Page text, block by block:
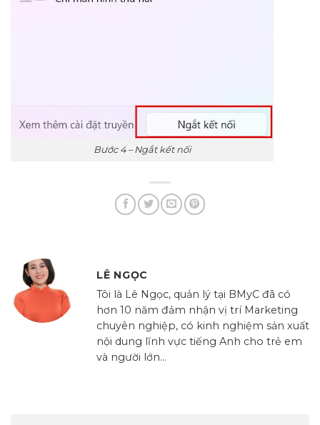
Bước 4 – Ngắt kết nối
LÊ NGỌC
Tôi là Lê Ngọc, quản lý tại BMyC đã có
hơn 10 năm đảm nhận vị trí Marketing
chuyên nghiệp, có kinh nghiệm sản xuất
nội dung lĩnh vực tiếng Anh cho trẻ em
và người lớn...